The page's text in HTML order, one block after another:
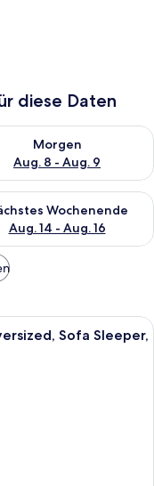
diese Daten
Aug. 7 - Aug. 8.
Morgen
Aug. 8 - Aug. 9
die Verfügbarkeit
Aug. 7
Wochenende
Aug. 14 - Aug. 16
die Verfügbarkeit
mit einem großen
Sofa Sleeper,